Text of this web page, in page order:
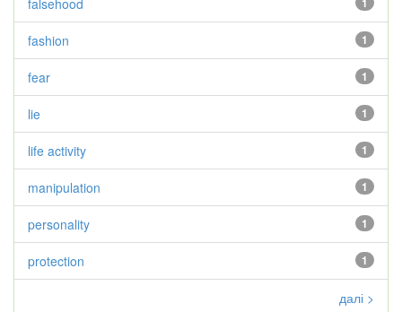
falsehood
1
fashion
1
fear
1
lie
1
life activity
1
manipulation
1
personality
1
protection
далі >